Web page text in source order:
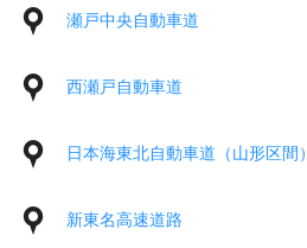
瀬戸中央自動車道
西瀬戸自動車道
日本海東北自動車道（山形区間）
新東名高速道路